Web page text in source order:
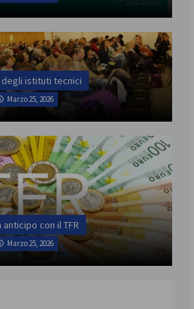
istituti tecnici
Marzo 25, 2026
con il TFR
Marzo 25, 2026